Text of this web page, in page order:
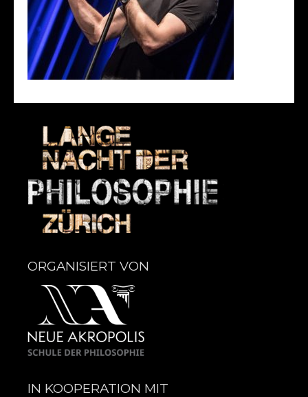
ORGANISIERT VON
IN KOOPERATION MIT